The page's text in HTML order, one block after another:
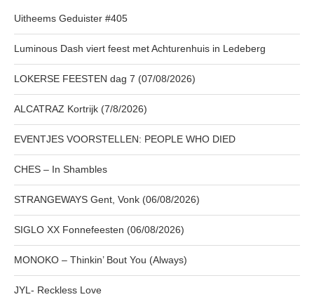
Uitheems Geduister #405
Luminous Dash viert feest met Achturenhuis in Ledeberg
LOKERSE FEESTEN dag 7 (07/08/2026)
ALCATRAZ Kortrijk (7/8/2026)
EVENTJES VOORSTELLEN: PEOPLE WHO DIED
CHES – In Shambles
STRANGEWAYS Gent, Vonk (06/08/2026)
SIGLO XX Fonnefeesten (06/08/2026)
MONOKO – Thinkin’ Bout You (Always)
JYL- Reckless Love